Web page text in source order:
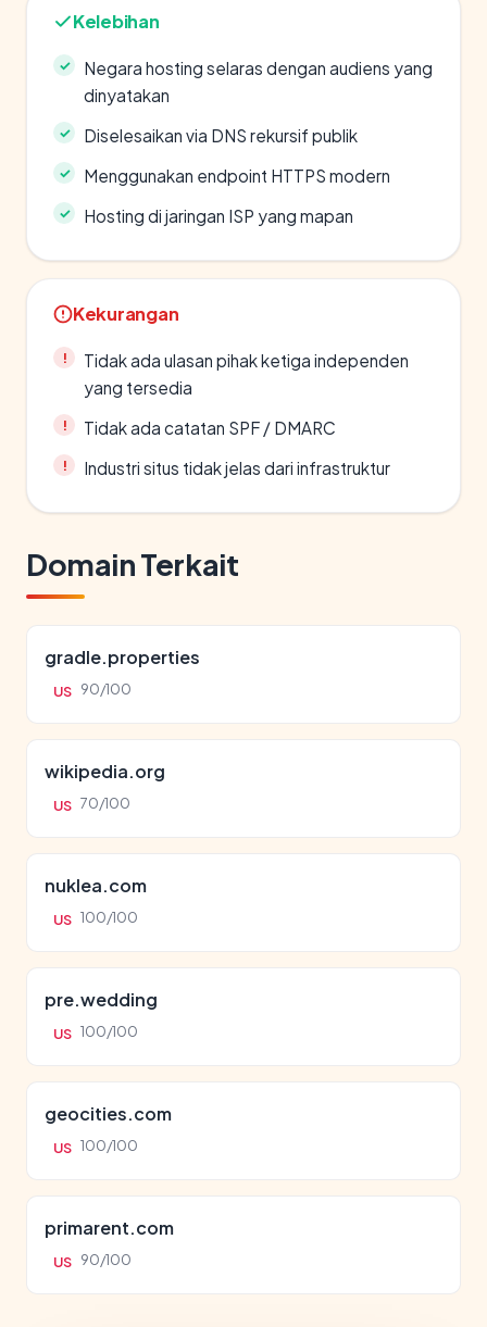
Kelebihan
Negara hosting selaras dengan audiens yang
dinyatakan
Diselesaikan via DNS rekursif publik
Menggunakan endpoint HTTPS modern
Hosting di jaringan ISP yang mapan
Kekurangan
Tidak ada ulasan pihak ketiga independen
yang tersedia
Tidak ada catatan SPF / DMARC
Industri situs tidak jelas dari infrastruktur
Domain Terkait
gradle.properties
US 90/100
wikipedia.org
US 70/100
nuklea.com
US 100/100
pre.wedding
US 100/100
geocities.com
US 100/100
primarent.com
US 90/100